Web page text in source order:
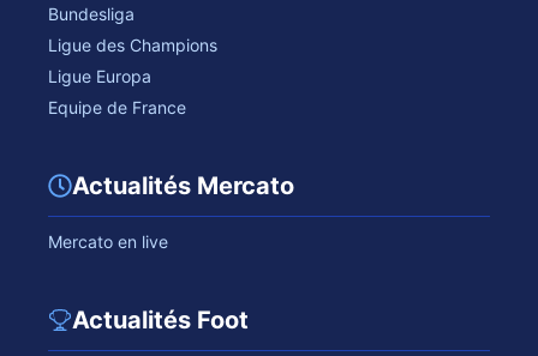
Bundesliga
Ligue des Champions
Ligue Europa
Equipe de France
Actualités Mercato
Mercato en live
Actualités Foot